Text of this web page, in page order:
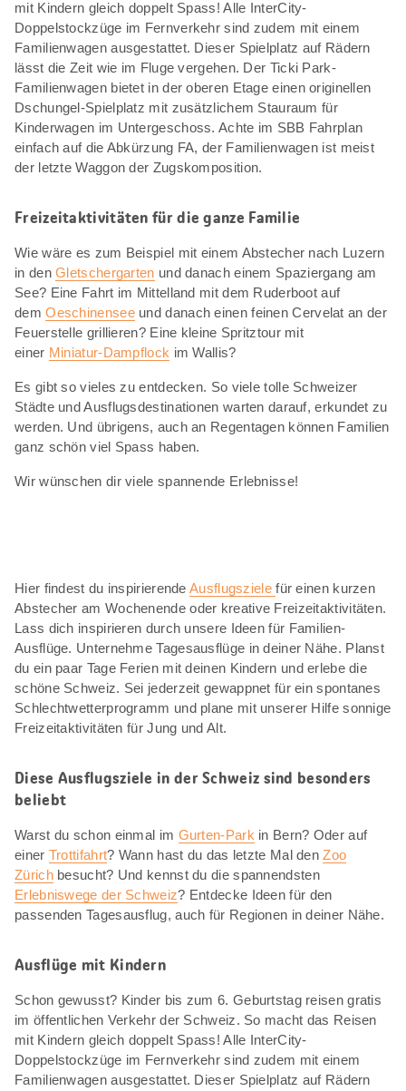
mit Kindern gleich doppelt Spass! Alle InterCity-
Doppelstockzüge im Fernverkehr sind zudem mit einem
Familienwagen ausgestattet. Dieser Spielplatz auf Rädern
lässt die Zeit wie im Fluge vergehen. Der Ticki Park-
Familienwagen bietet in der oberen Etage einen originellen
Dschungel-Spielplatz mit zusätzlichem Stauraum für
Kinderwagen im Untergeschoss. Achte im SBB Fahrplan
einfach auf die Abkürzung FA, der Familienwagen ist meist
der letzte Waggon der Zugskomposition.
Freizeitaktivitäten für die ganze Familie
Wie wäre es zum Beispiel mit einem Abstecher nach Luzern
in denGletschergarten und danach einem Spaziergang am
See? Eine Fahrt im Mittelland mit dem Ruderboot auf
demOeschinenseeund danach einen feinen Cervelat an der
Feuerstelle grillieren? Eine kleine Spritztour mit
einer Miniatur-Dampflock im Wallis?
Es gibt so vieles zu entdecken. So viele tolle Schweizer
Städte und Ausflugsdestinationen warten darauf, erkundet zu
werden. Und übrigens, auch an Regentagen können Familien
ganz schön viel Spass haben.
Wir wünschen dir viele spannende Erlebnisse!
Hier findest du inspirierendeAusflugszielefür einen kurzen
Abstecher am Wochenende oder kreative Freizeitaktivitäten.
Lass dich inspirieren durch unsere Ideen für Familien-
Ausflüge. Unternehme Tagesausflüge in deiner Nähe. Planst
du ein paar Tage Ferien mit deinen Kindern und erlebe die
schöne Schweiz. Sei jederzeit gewappnet für ein spontanes
Schlechtwetterprogramm und plane mit unserer Hilfe sonnige
Freizeitaktivitäten für Jung und Alt.
Diese Ausflugsziele in der Schweiz sind besonders
beliebt
Warst du schon einmal im Gurten-Park in Bern? Oder auf
einer Trottifahrt? Wann hast du das letzte Mal denZoo
Zürichbesucht? Und kennst du die spannendsten
Erlebniswege der Schweiz? Entdecke Ideen für den
passenden Tagesausflug, auch für Regionen in deiner Nähe.
Ausflüge mit Kindern
Schon gewusst? Kinder bis zum 6. Geburtstag reisen gratis
im öffentlichen Verkehr der Schweiz. So macht das Reisen
mit Kindern gleich doppelt Spass! Alle InterCity-
Doppelstockzüge im Fernverkehr sind zudem mit einem
Familienwagen ausgestattet. Dieser Spielplatz auf Rädern